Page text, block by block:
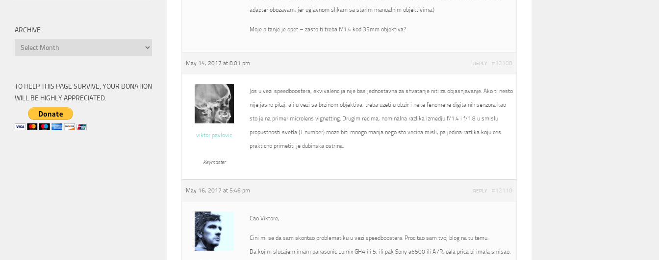
adapter obozavam, jer uglavnom slikam sa starim manualnim objektivima.)
Moje pitanje je opet – zasto ti treba f/1.4 kod 35mm objektiva?
May 14, 2017 at 8:01 pm #12108
REPLY
viktor pavlovic
Keymaster
Jos u vezi speedboostera, ekvivalencija nije bas jednostavna za shvatanje niti za objasnjavanje. Ako ti nesto
nije jasno pitaj, ali u vezi sa brzinom objektiva, treba uzeti u obzir i neke fenomene digitalnih senzora kao
sto je na primer microlens vignetting. Drugim recima, nominalna razlika izmedju f/1.4 i f/1.8 u smislu
propustnosti svetla (T number) moze biti mnogo manja nego sto vecina misli, pa jedina razlika koju ces
prakticno primetiti je dubinska ostrina.
May 16, 2017 at 5:46 pm #12110
REPLY
Cao Viktore,
Cini mi se da sam skontao problematiku u vezi speedboostera. Procitao sam tvoj blog na tu temu.
Da kojim slucajem imam panasonic Lumix GH4 ili 5, ili pak Sony a6500 ili A7R, cela prica bi imala smisao.
ARCHIVE
Archive
TO HELP THIS PAGE SURVIVE, YOUR DONATION
WILL BE HIGHLY APPRECIATED.